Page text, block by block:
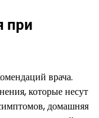
при
врача.
которые несут
домашняя